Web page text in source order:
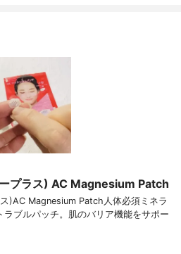
プラス) AC Magnesium Patch
)AC Magnesium Patch人体必須ミネラ
ブルパッチ。肌のバリア機能をサポー